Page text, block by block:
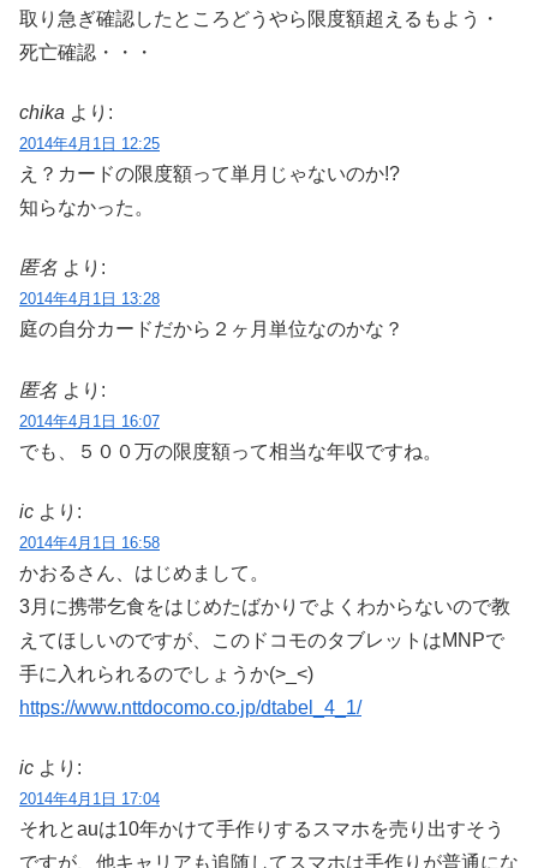
取り急ぎ確認したところどうやら限度額超えるもよう・
死亡確認・・・
chika より:
2014年4月1日 12:25
え？カードの限度額って単月じゃないのか!?
知らなかった。
匿名 より:
2014年4月1日 13:28
庭の自分カードだから２ヶ月単位なのかな？
匿名 より:
2014年4月1日 16:07
でも、５００万の限度額って相当な年収ですね。
ic より:
2014年4月1日 16:58
かおるさん、はじめまして。
3月に携帯乞食をはじめたばかりでよくわからないので教
えてほしいのですが、このドコモのタブレットはMNPで
手に入れられるのでしょうか(>_<)
https://www.nttdocomo.co.jp/dtabel_4_1/
ic より:
2014年4月1日 17:04
それとauは10年かけて手作りするスマホを売り出すそう
ですが、他キャリアも追随してスマホは手作りが普通にな